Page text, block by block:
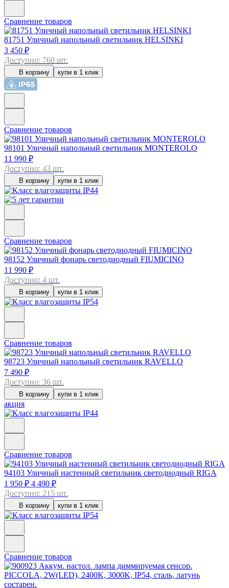
Сравнение товаров
81751 Уличный напольный светильник HELSINKI
3 450 ₽
Доступно: 760 шт.
В корзину купи в 1 клик
Сравнение товаров
98101 Уличный напольный светильник MONTEROLO
11 990 ₽
Доступно: 43 шт.
В корзину купи в 1 клик
Сравнение товаров
98152 Уличный фонарь светодиодный FIUMICINO
11 990 ₽
Доступно: 4 шт.
В корзину купи в 1 клик
Сравнение товаров
98723 Уличный напольный светильник RAVELLO
7 490 ₽
Доступно: 36 шт.
В корзину купи в 1 клик
акция
Сравнение товаров
94103 Уличный настенный светильник светодиодный RIGA
1 950 ₽ 4 490 ₽
Доступно: 215 шт.
В корзину купи в 1 клик
Сравнение товаров